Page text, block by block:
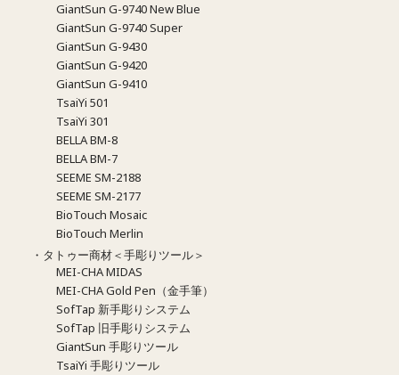
GiantSun G-9740 New Blue
GiantSun G-9740 Super
GiantSun G-9430
GiantSun G-9420
GiantSun G-9410
TsaiYi 501
TsaiYi 301
BELLA BM-8
BELLA BM-7
SEEME SM-2188
SEEME SM-2177
BioTouch Mosaic
BioTouch Merlin
・タトゥー商材＜手彫りツール＞
MEI-CHA MIDAS
MEI-CHA Gold Pen（金手筆）
SofTap 新手彫りシステム
SofTap 旧手彫りシステム
GiantSun 手彫りツール
TsaiYi 手彫りツール